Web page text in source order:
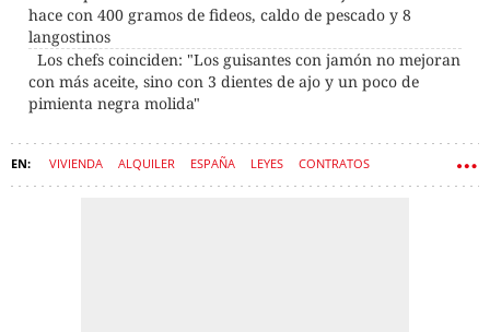
hace con 400 gramos de fideos, caldo de pescado y 8
langostinos
Los chefs coinciden: "Los guisantes con jamón no mejoran
con más aceite, sino con 3 dientes de ajo y un poco de
pimienta negra molida"
VIVIENDA ALQUILER ESPAÑA LEYES CONTRATOS